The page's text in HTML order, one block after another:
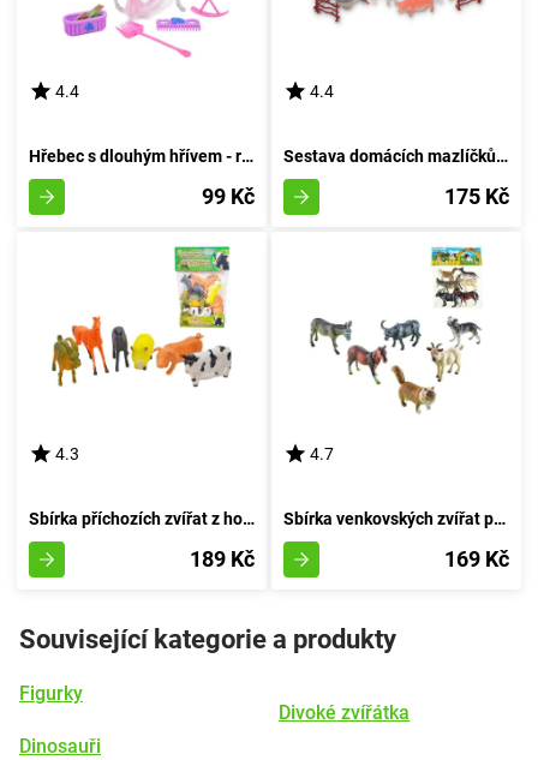
4.4
Hřebec s dlouhým hřívem - růžový
99 Kč
4.4
Sestava domácích mazlíčků 6 kusů
175 Kč
4.3
Sbírka příchozích zvířat z hospodářství
189 Kč
4.7
Sbírka venkovských zvířat pro domov 6 kusů
169 Kč
Související kategorie a produkty
Figurky
Dinosauři
Divoké zvířátka